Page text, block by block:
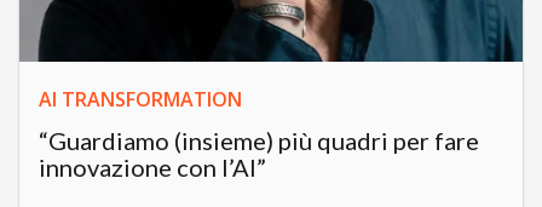
AI TRANSFORMATION
“Guardiamo (insieme) più quadri per fare
innovazione con l’AI”